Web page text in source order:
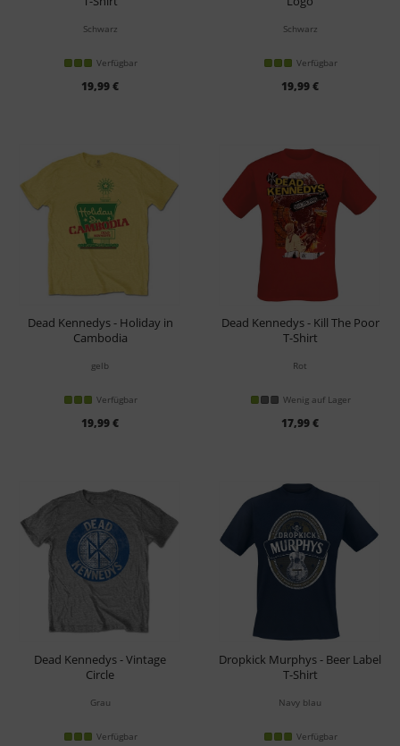
Schwarz
Verfügbar
19,99 €
Schwarz
Verfügbar
19,99 €
Dead Kennedys - Holiday in
Cambodia
gelb
Verfügbar
19,99 €
Dead Kennedys - Kill The Poor
T-Shirt
Rot
Wenig auf Lager
17,99 €
Dead Kennedys - Vintage
Circle
Grau
Verfügbar
Dropkick Murphys - Beer Label
T-Shirt
Navy blau
Verfügbar